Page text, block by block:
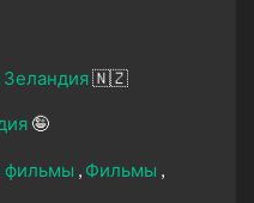
Зеландия🇳🇿
🤪
фильмы
Фильмы